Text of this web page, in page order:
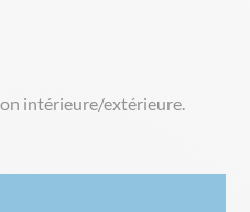
intérieure/extérieure.